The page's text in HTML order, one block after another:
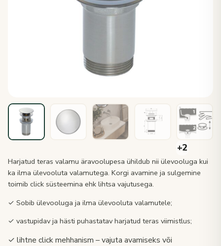
Harjatud teras valamu äravoolupesa ühildub nii ülevooluga kui
ka ilma ülevooluta valamutega. Korgi avamine ja sulgemine
toimib click süsteemina ehk lihtsa vajutusega.
✓ Sobib ülevooluga ja ilma ülevooluta valamutele;
✓ vastupidav ja hästi puhastatav harjatud teras viimistlus;
✓ lihtne click mehhanism – vajuta avamiseks või